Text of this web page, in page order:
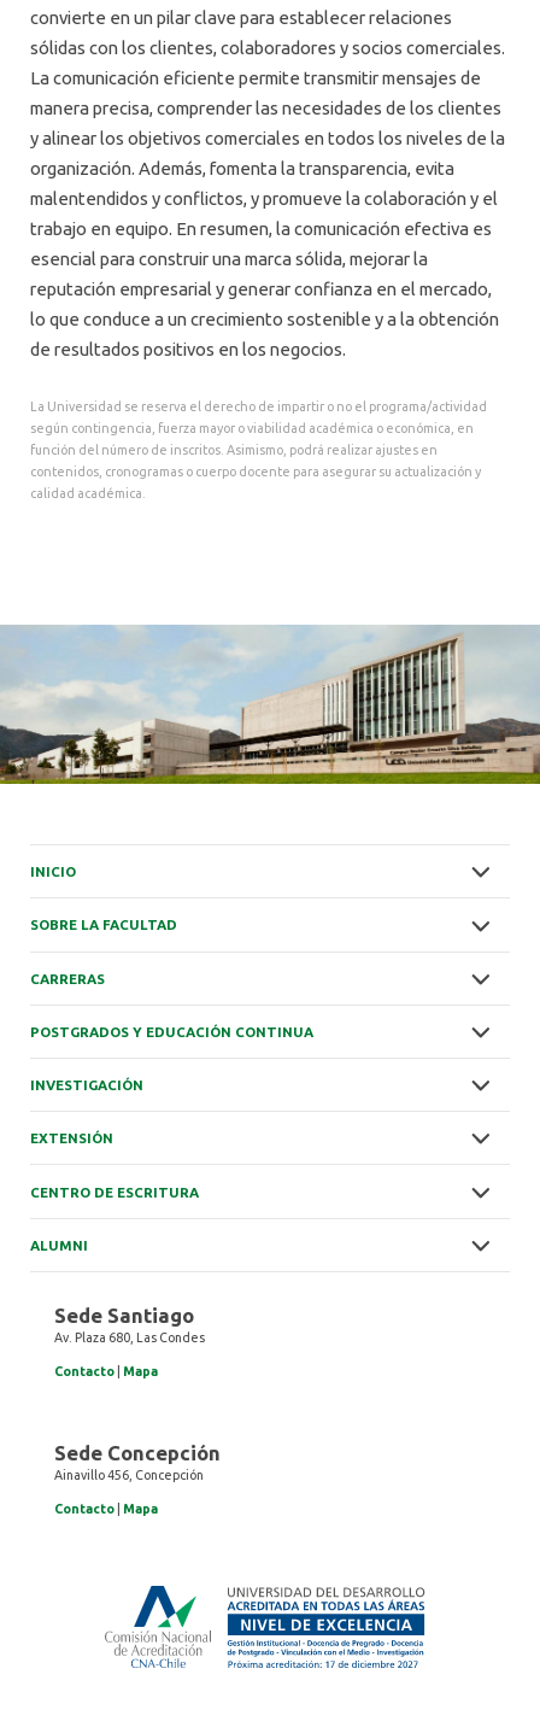
convierte en un pilar clave para establecer relaciones
sólidas con los clientes, colaboradores y socios comerciales.
La comunicación eficiente permite transmitir mensajes de
manera precisa, comprender las necesidades de los clientes
y alinear los objetivos comerciales en todos los niveles de la
organización. Además, fomenta la transparencia, evita
malentendidos y conflictos, y promueve la colaboración y el
trabajo en equipo. En resumen, la comunicación efectiva es
esencial para construir una marca sólida, mejorar la
reputación empresarial y generar confianza en el mercado,
lo que conduce a un crecimiento sostenible y a la obtención
de resultados positivos en los negocios.
La Universidad se reserva el derecho de impartir o no el programa/actividad
según contingencia, fuerza mayor o viabilidad académica o económica, en
función del número de inscritos. Asimismo, podrá realizar ajustes en
contenidos, cronogramas o cuerpo docente para asegurar su actualización y
calidad académica.
INICIO
SOBRE LA FACULTAD
CARRERAS
POSTGRADOS Y EDUCACIÓN CONTINUA
INVESTIGACIÓN
EXTENSIÓN
CENTRO DE ESCRITURA
ALUMNI
Sede Santiago
Av. Plaza 680, Las Condes
Contacto Mapa
Sede Concepción
Ainavillo 456, Concepción
Contacto Mapa